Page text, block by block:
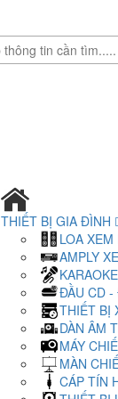
THIẾT BỊ GIA ĐÌNH
LOA
AMPLY
ĐẦU CD -
THIẾT BỊ
DÀN ÂM
MÁY
MÀN
CÁP TÍN